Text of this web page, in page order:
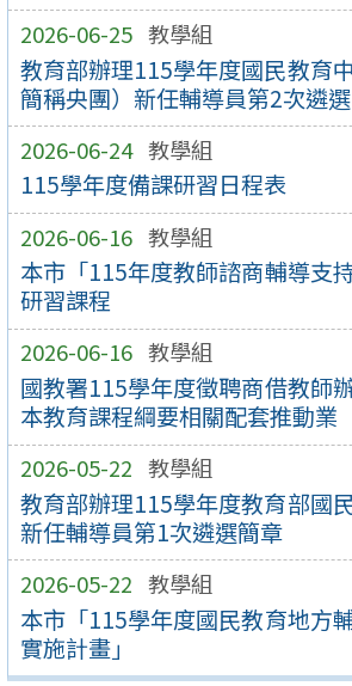
2026-06-25 教學組
教育部辦理115學年度國民教育
簡稱央團）新任輔導員第2次遴選
2026-06-24 教學組
115學年度備課研習日程表
2026-06-16 教學組
本市「115年度教師諮商輔導支
研習課程
2026-06-16 教學組
國教署115學年度徵聘商借教師
本教育課程綱要相關配套推動業
2026-05-22 教學組
教育部辦理115學年度教育部國
新任輔導員第1次遴選簡章
2026-05-22 教學組
本市「115學年度國民教育地方
實施計畫」